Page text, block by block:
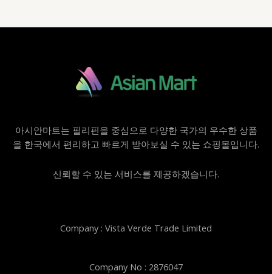
아시안마트는 필리핀을 중심으로 다양한 국가의 우수한 상품
을 한국에서 편리하고 빠르게 받아보실 수 있는 쇼핑몰입니다.
신뢰할 수 있는 서비스를 제공하겠습니다.
Company : Vista Verde Trade Limited
Company No : 2876047